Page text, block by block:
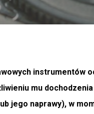
instrumentów
mu
jego naprawy), w